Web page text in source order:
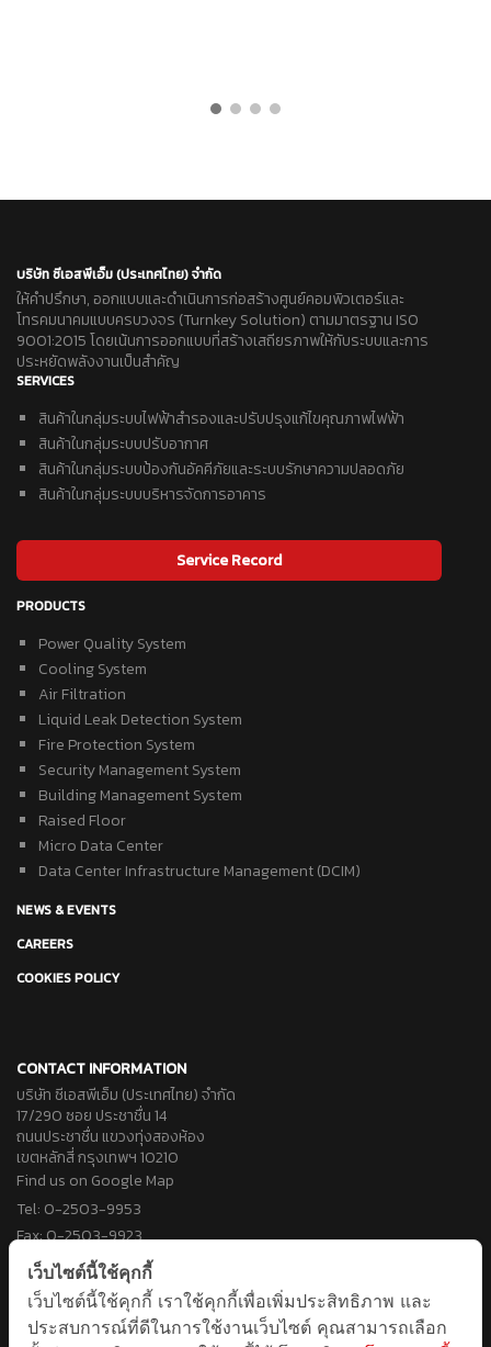
บริษัท ซีเอสพีเอ็ม (ประเทศไทย) จำกัด
ให้คำปรึกษา, ออกแบบและดำเนินการก่อสร้างศูนย์คอมพิวเตอร์และ
โทรคมนาคมแบบครบวงจร (Turnkey Solution) ตามมาตรฐาน ISO
9001:2015 โดยเน้นการออกแบบที่สร้างเสถียรภาพให้กับระบบและการ
ประหยัดพลังงานเป็นสำคัญ
SERVICES
สินค้าในกลุ่มระบบไฟฟ้าสำรองและปรับปรุงแก้ไขคุณภาพไฟฟ้า
สินค้าในกลุ่มระบบปรับอากาศ
สินค้าในกลุ่มระบบป้องกันอัคคีภัยและระบบรักษาความปลอดภัย
สินค้าในกลุ่มระบบบริหารจัดการอาคาร
Service Record
PRODUCTS
Power Quality System
Cooling System
Air Filtration
Liquid Leak Detection System
Fire Protection System
Security Management System
Building Management System
Raised Floor
Micro Data Center
Data Center Infrastructure Management (DCIM)
NEWS & EVENTS
CAREERS
COOKIES POLICY
CONTACT INFORMATION
บริษัท ซีเอสพีเอ็ม (ประเทศไทย) จำกัด
17/290 ซอย ประชาชื่น 14
ถนนประชาชื่น แขวงทุ่งสองห้อง
เขตหลักสี่ กรุงเทพฯ 10210
Find us on Google Map
Tel: 0-2503-9953
Fax: 0-2503-9923
Email: info@cspm.co.th
FOLLOW US
เว็บไซต์นี้ใช้คุกกี้
เว็บไซต์นี้ใช้คุกกี้ เราใช้คุกกี้เพื่อเพิ่มประสิทธิภาพ และ
ประสบการณ์ที่ดีในการใช้งานเว็บไซต์ คุณสามารถเลือก